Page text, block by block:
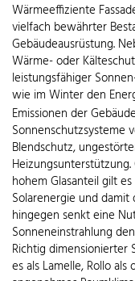
Wärmeeffiziente
vielfach bewährter
Gebäudeausrüstung.
Wärme- oder
leistungsfähiger
wie im Winter den
Emissionen der
Sonnenschutzsysteme
Blendschutz,
hohem Glasanteil gilt
Solarenergie und
hingegen senkt eine
Sonneneinstrahlung
Richtig dimensionierter
es als Lamelle, Rollo